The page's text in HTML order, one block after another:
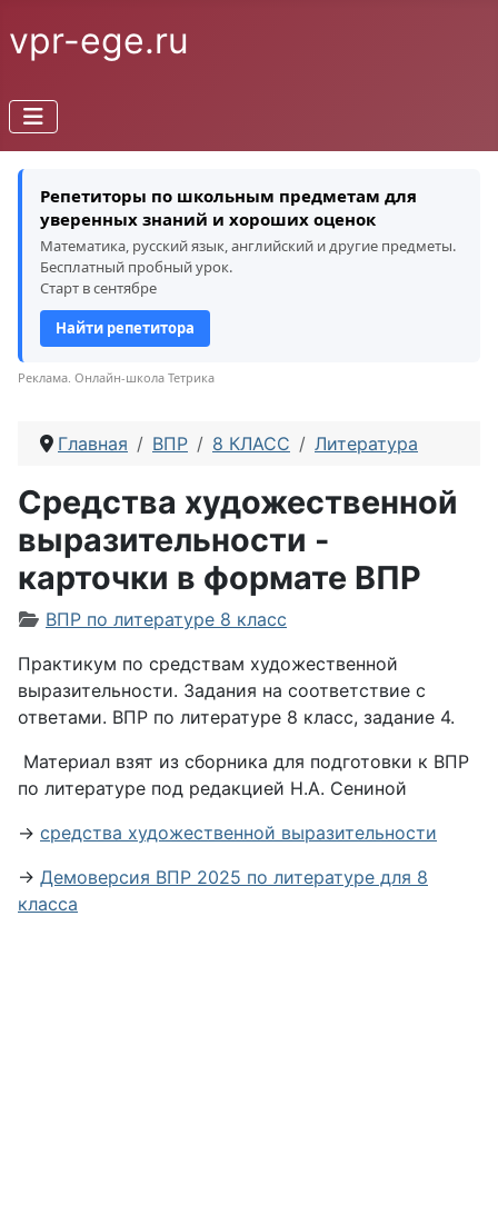
vpr-ege.ru
Репетиторы по школьным предметам для
уверенных знаний и хороших оценок
Математика, русский язык, английский и другие предметы.
Бесплатный пробный урок.
Старт в сентябре
Найти репетитора
Реклама. Онлайн-школа Тетрика
Главная ВПР 8 КЛАСС Литература
Средства художественной
выразительности -
карточки в формате ВПР
Информация о материале
ВПР по литературе 8 класс
Практикум по средствам художественной
выразительности. Задания на соответствие с
ответами. ВПР по литературе 8 класс, задание 4.
Материал взят из сборника для подготовки к ВПР
по литературе под редакцией Н.А. Сениной
→ средства художественной выразительности
→ Демоверсия ВПР 2025 по литературе для 8
класса